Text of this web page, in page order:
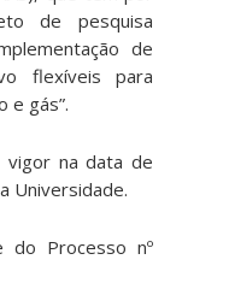
de pesquisa
de
flexíveis para
e gás”.
vigor na data de
Universidade.
do Processo nº